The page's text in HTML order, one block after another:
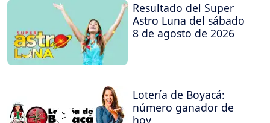
Resultado del Super
Astro Luna del sábado
8 de agosto de 2026
Lotería de Boyacá:
número ganador de
hoy